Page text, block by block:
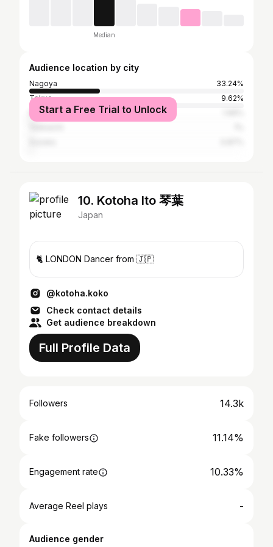
Median
Audience location by city
Nagoya
33.24%
Tokyo
9.62%
Kita-ku
Start a Free Trial to Unlock
10. Kotoha Ito 琴葉
Japan
🐈 LONDON Dancer from 🇯🇵
@kotoha.koko
Check contact details
Get audience breakdown
Full Profile Data
Followers 14.3k
Fake followers 11.14%
Engagement rate 10.33%
Average Reel plays -
Audience gender